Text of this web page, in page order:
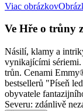
Viac obrázkov
Ve Hře o trůny
Násilí, klamy a
vynikajícími sériemi.
trůn. Cenami
bestsellerů "Píseň
obyvatele
Severu: zdánlivě